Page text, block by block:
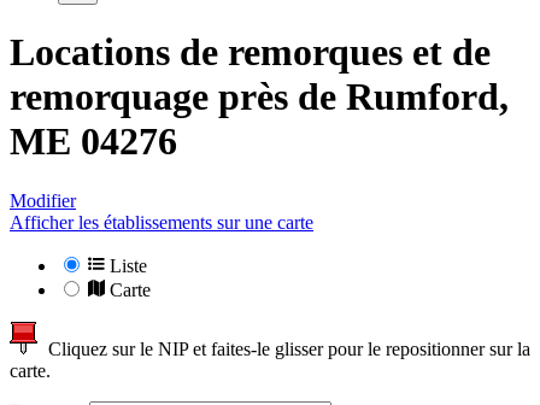
Locations de remorques et de
remorquage près de Rumford,
ME 04276
Modifier
Afficher les établissements sur une carte
Liste
Carte
Cliquez sur le NIP et faites-le glisser pour le repositionner sur la
carte.